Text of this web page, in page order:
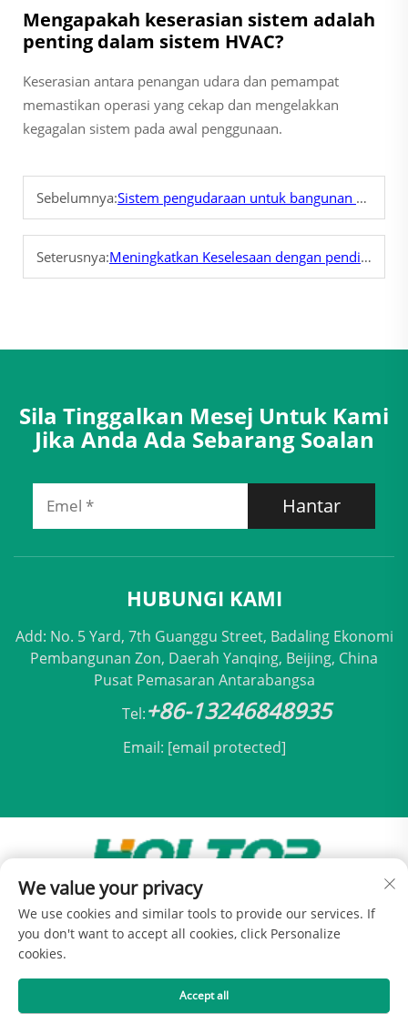
Mengapakah keserasian sistem adalah
penting dalam sistem HVAC?
Keserasian antara penangan udara dan pemampat
memastikan operasi yang cekap dan mengelakkan
kegagalan sistem pada awal penggunaan.
Sebelumnya:Sistem pengudaraan untuk bangunan hijau
Seterusnya:Meningkatkan Keselesaan dengan pendingin hawa atap
Sila Tinggalkan Mesej Untuk Kami
Jika Anda Ada Sebarang Soalan
Hantar
HUBUNGI KAMI
Add: No. 5 Yard, 7th Guanggu Street, Badaling Ekonomi
Pembangunan Zon, Daerah Yanqing, Beijing, China
Pusat Pemasaran Antarabangsa
Tel:+86-13246848935
Email: [email protected]
Hak Cipta © 2025 oleh Holtop Beijing Air
Conditioning Co., Ltd - Dasar Privasi
We value your privacy
We use cookies and similar tools to provide our services. If
you don't want to accept all cookies, click Personalize
cookies.
Accept all